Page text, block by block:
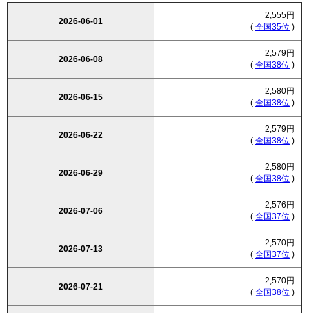
2026-06-01
2,555円
( 全国35位 )
2026-06-08
2,579円
( 全国38位 )
2026-06-15
2,580円
( 全国38位 )
2026-06-22
2,579円
( 全国38位 )
2026-06-29
2,580円
( 全国38位 )
2026-07-06
2,576円
( 全国37位 )
2026-07-13
2,570円
( 全国37位 )
2026-07-21
2,570円
( 全国38位 )